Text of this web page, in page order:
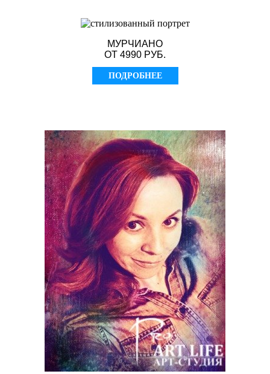
МУРЧИАНО
ОТ 4990 РУБ.
ПОДРОБНЕЕ